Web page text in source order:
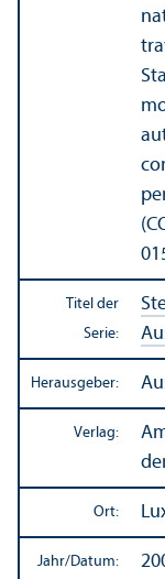
Titel der
Serie:
Herausgeber:
Verlag:
Ort:
Jahr/Datum: